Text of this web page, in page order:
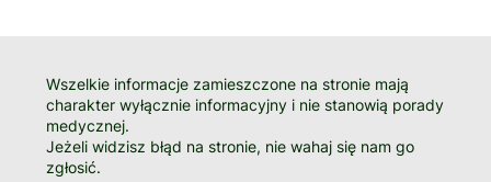
Wszelkie informacje zamieszczone na stronie mają
charakter wyłącznie informacyjny i nie stanowią porady
medycznej.
Jeżeli widzisz błąd na stronie, nie wahaj się nam go
zgłosić.